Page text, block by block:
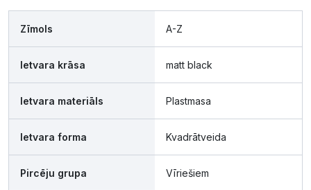
Zīmols A-Z
Ietvara krāsa matt black
Ietvara materiāls Plastmasa
Ietvara forma Kvadrātveida
Pircēju grupa Vīriešiem